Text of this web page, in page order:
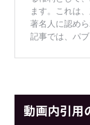
動画内引用